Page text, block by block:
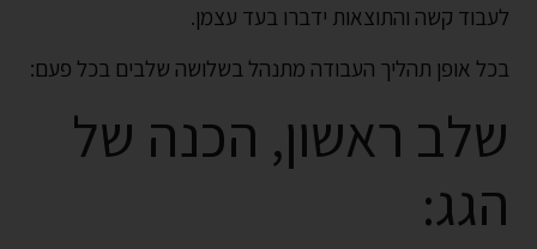
לעבוד קשה והתוצאות ידברו בעד עצמן.
בכל אופן תהליך העבודה מתנהל בשלושה שלבים בכל פעם:
שלב ראשון, הכנה של
הגג: